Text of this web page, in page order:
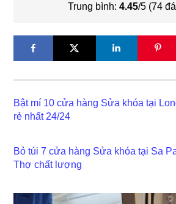
Trung bình: 4.45/5 (74
Bật mí 10 cửa hàng Sửa khóa tại
rẻ nhất 24/24
Bỏ túi 7 cửa hàng Sửa khóa tại Sa
Thợ chất lượng